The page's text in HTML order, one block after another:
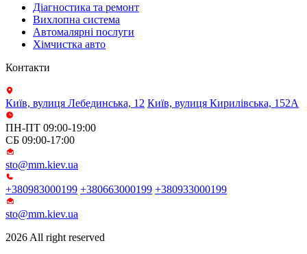
Діагностика та ремонт
Вихлопна система
Автомалярні послуги
Хімчистка авто
Контакти
Київ, вулиця Лебединська, 12 Київ, вулиця Кирилівська, 152А
ПН-ПТ 09:00-19:00
СБ 09:00-17:00
sto@mm.kiev.ua
+380983000199 +380663000199 +380933000199
sto@mm.kiev.ua
2026 All right reserved